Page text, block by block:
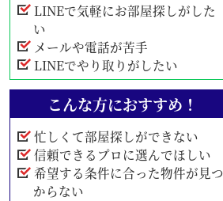
LINEで気軽にお部屋探しがした
い
メールや電話が苦手
LINEでやり取りがしたい
こんな方におすすめ！
忙しくて部屋探しができない
信頼できるプロに選んでほしい
希望する条件に合った物件が見つ
からない